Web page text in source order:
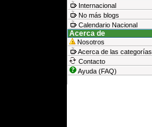
Internacional
No más blogs
Calendario Nacional
Acerca de
Nosotros
Acerca de las categorías
Contacto
Ayuda (FAQ)